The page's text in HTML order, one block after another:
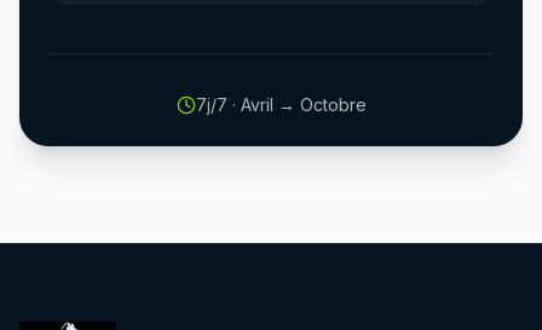
7j/7 · Avril → Octobre